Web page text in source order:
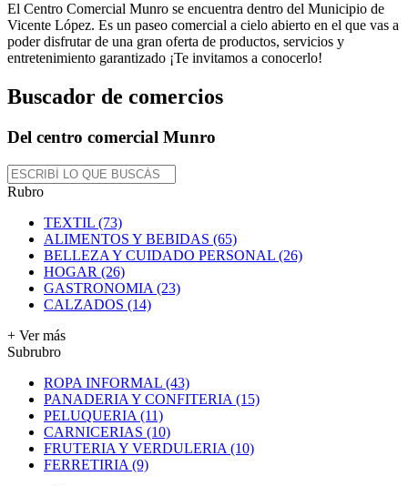
El Centro Comercial Munro se encuentra dentro del Municipio de
Vicente López. Es un paseo comercial a cielo abierto en el que vas a
poder disfrutar de una gran oferta de productos, servicios y
entretenimiento garantizado ¡Te invitamos a conocerlo!
Buscador de comercios
Del centro comercial Munro
Rubro
TEXTIL (73)
ALIMENTOS Y BEBIDAS (65)
BELLEZA Y CUIDADO PERSONAL (26)
HOGAR (26)
GASTRONOMIA (23)
CALZADOS (14)
+ Ver más
Subrubro
ROPA INFORMAL (43)
PANADERIA Y CONFITERIA (15)
PELUQUERIA (11)
CARNICERIAS (10)
FRUTERIA Y VERDULERIA (10)
FERRETIRIA (9)